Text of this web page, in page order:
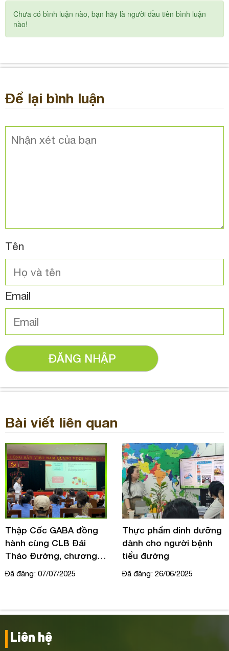
Chưa có bình luận nào, bạn hãy là người đầu tiên bình luận
nào!
Để lại bình luận
Tên
Email
ĐĂNG NHẬP
Bài viết liên quan
Thập Cốc GABA đồng
hành cùng CLB Đái
Tháo Đường, chương
trình Quý 3 tại bệnh viện
ĐKKV Thủ Đức
Đã đăng: 07/07/2025
Thực phẩm dinh dưỡng
dành cho người bệnh
tiểu đường
Đã đăng: 26/06/2025
Liên hệ